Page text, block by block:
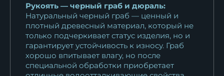
Рукоять — черный граб и дюраль:
Натуральный черный граб — ценный и
плотный древесный материал, который не
только подчеркивает статус изделия, но и
гарантирует устойчивость к износу. Граб
хорошо впитывает влагу, но после
специальной обработки приобретает